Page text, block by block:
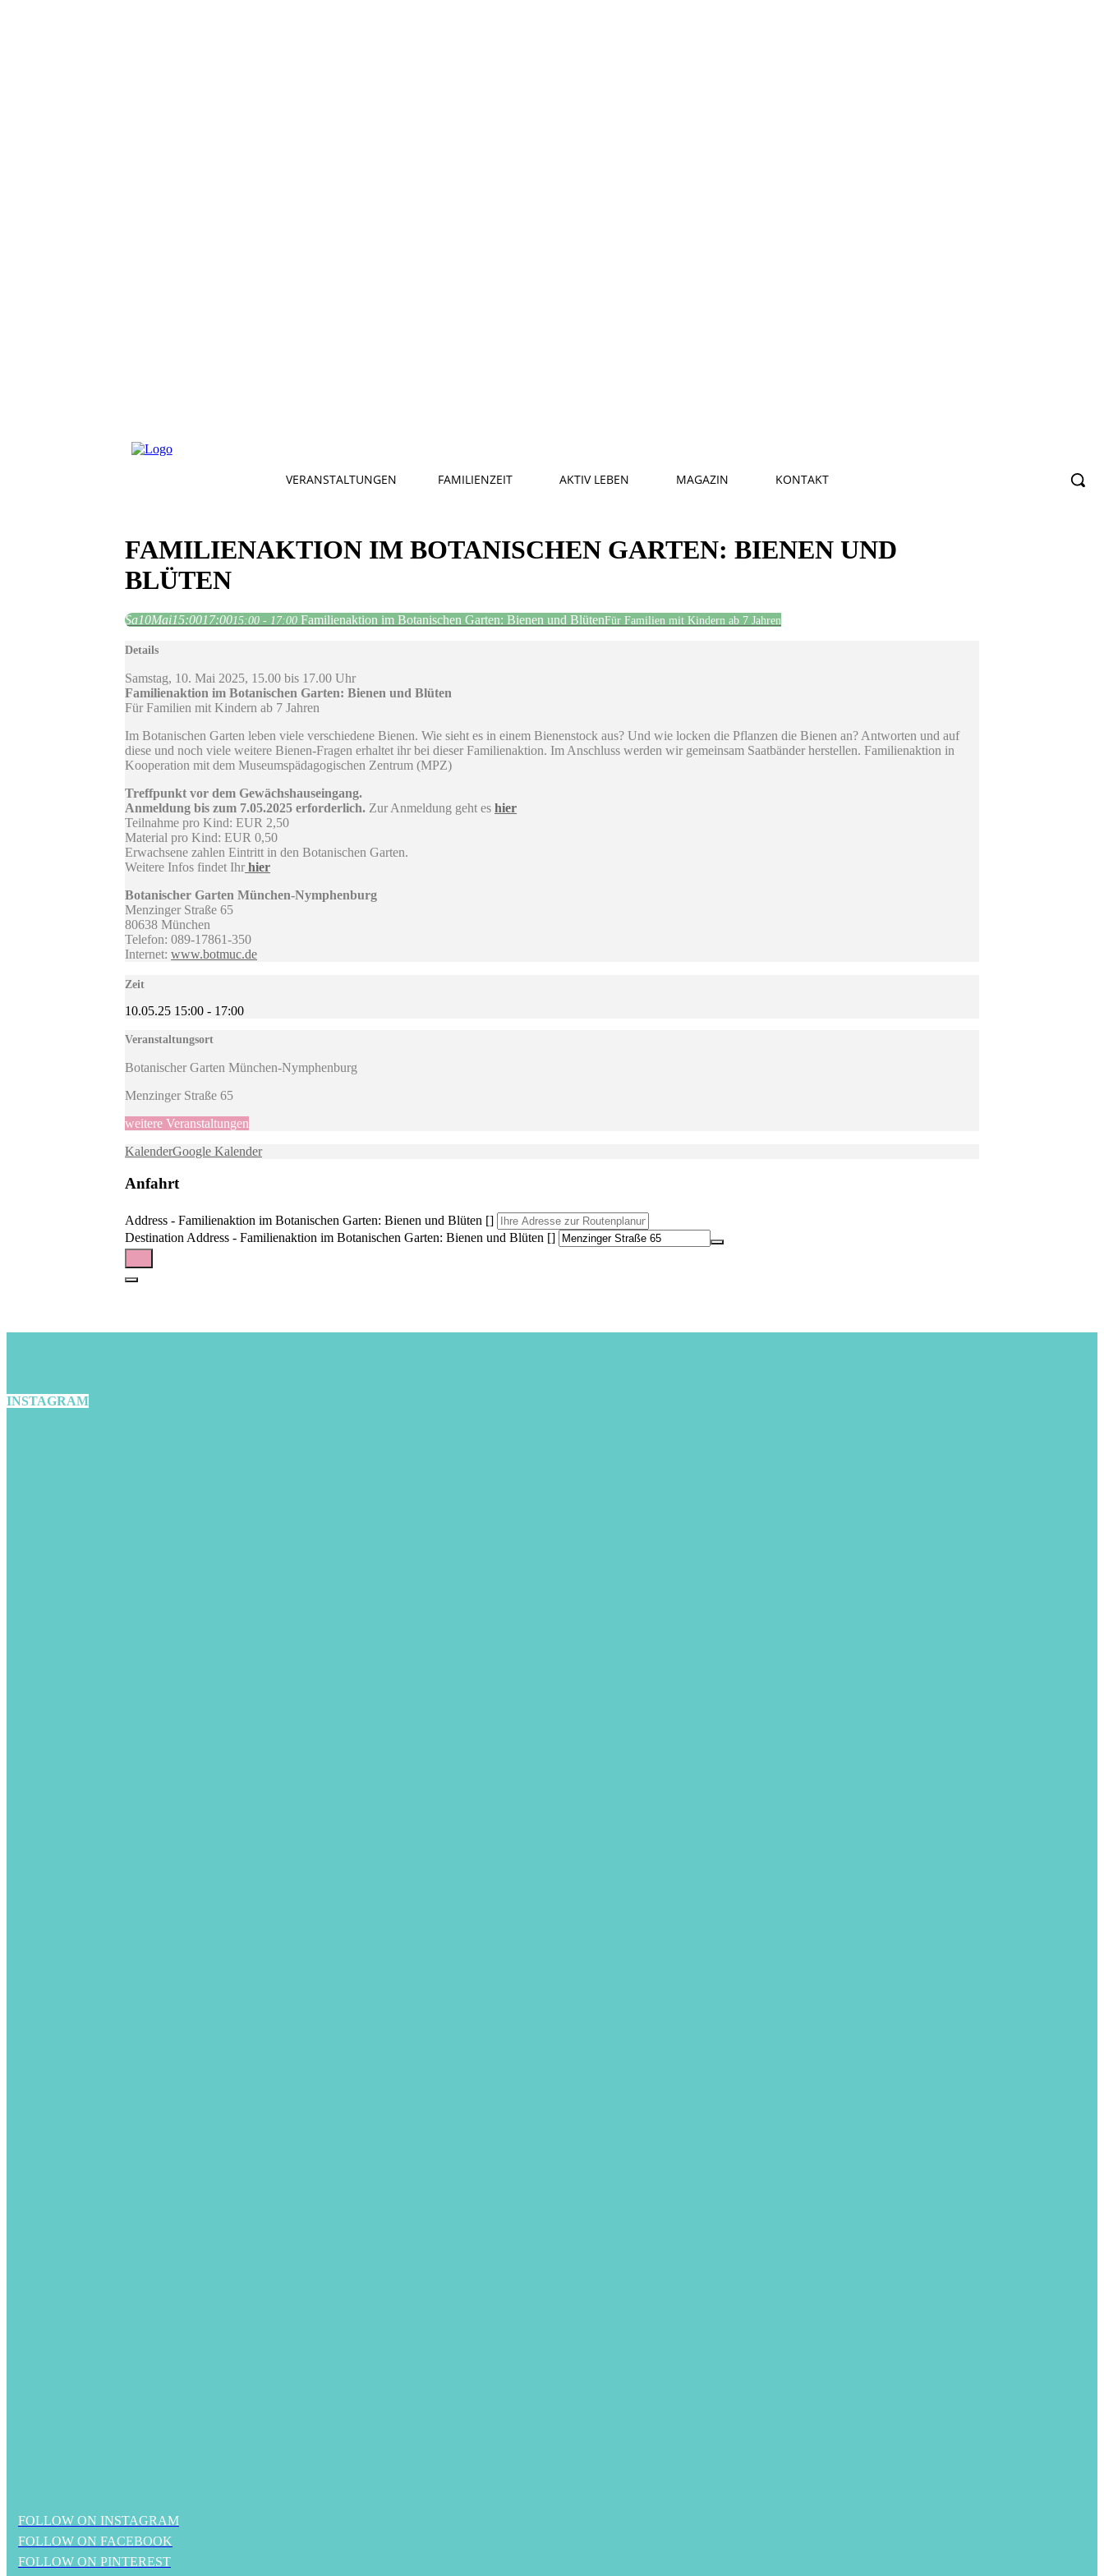
VERANSTALTUNGEN FAMILIENZEIT AKTIV LEBEN MAGAZIN KONTAKT
FAMILIENAKTION IM BOTANISCHEN GARTEN: BIENEN UND
BLÜTEN
Sa10Mai15:0017:0015:00 - 17:00 Familienaktion im Botanischen Garten: Bienen und BlütenFür Familien mit Kindern ab 7 Jahren
Details
Samstag, 10. Mai 2025, 15.00 bis 17.00 Uhr
Familienaktion im Botanischen Garten: Bienen und Blüten
Für Familien mit Kindern ab 7 Jahren
Im Botanischen Garten leben viele verschiedene Bienen. Wie sieht es in einem Bienenstock aus? Und wie locken die Pflanzen die Bienen an? Antworten und auf
diese und noch viele weitere Bienen-Fragen erhaltet ihr bei dieser Familienaktion. Im Anschluss werden wir gemeinsam Saatbänder herstellen. Familienaktion in
Kooperation mit dem Museumspädagogischen Zentrum (MPZ)
Treffpunkt vor dem Gewächshauseingang.
Anmeldung bis zum 7.05.2025 erforderlich. Zur Anmeldung geht es hier
Teilnahme pro Kind: EUR 2,50
Material pro Kind: EUR 0,50
Erwachsene zahlen Eintritt in den Botanischen Garten.
Weitere Infos findet Ihr hier
Botanischer Garten München-Nymphenburg
Menzinger Straße 65
80638 München
Telefon: 089-17861-350
Internet: www.botmuc.de
Zeit
10.05.25 15:00 - 17:00
Veranstaltungsort
Botanischer Garten München-Nymphenburg
Menzinger Straße 65
weitere Veranstaltungen
KalenderGoogle Kalender
Anfahrt
Address - Familienaktion im Botanischen Garten: Bienen und Blüten []
Destination Address - Familienaktion im Botanischen Garten: Bienen und Blüten []
INSTAGRAM
FOLLOW ON INSTAGRAM
FOLLOW ON FACEBOOK
FOLLOW ON PINTEREST